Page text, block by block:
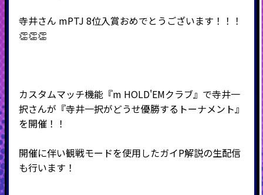
寺井さん mPTJ 8位入賞おめでとうございます！！！
👏👏👏
カスタムマッチ機能『m HOLD'EMクラブ』で寺井一
択さんが『寺井一択がどうせ優勝するトーナメント』
を開催！！
開催に伴い観戦モードを使用したガイP解説の生配信
も行います！